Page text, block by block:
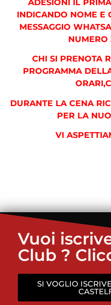
ADESIONI IL
INDICANDO NOME E
MESSAGGIO
NUMERO
CHI SI PRENOTA
PROGRAMMA
DURANTE LA CENA
PER LA
VI
Vuoi
Club ?
SI VOGLIO